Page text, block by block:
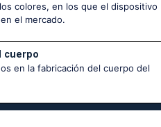
colores, en los que el dispositivo
el mercado.
cuerpo
en la fabricación del cuerpo del